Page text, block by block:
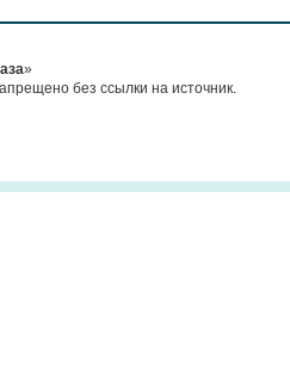
»
без ссылки на источник.